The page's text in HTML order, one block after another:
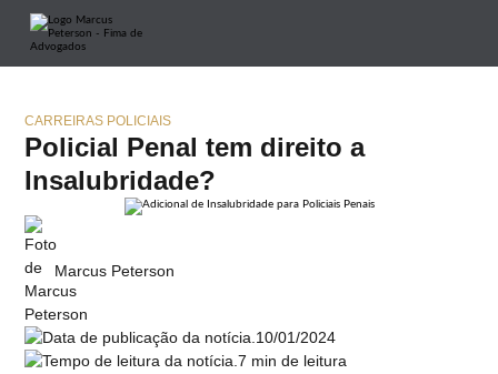
CARREIRAS POLICIAIS
Policial Penal tem direito a
Insalubridade?
Marcus Peterson
10/01/2024
7 min de leitura